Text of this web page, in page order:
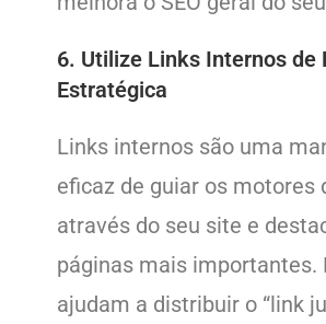
6. Utilize Links Internos de
Estratégica
Links internos são uma
eficaz de guiar os motores
através do seu site e
páginas mais importantes.
ajudam a distribuir o “link